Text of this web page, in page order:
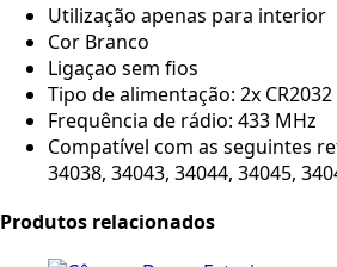
Utilização apenas para interior
Cor Branco
Ligaçao sem fios
Tipo de alimentação: 2x
Frequência de rádio: 433 MHz
Compatível com as seguintes
34038, 34043, 34044, 34045,
Produtos relacionados